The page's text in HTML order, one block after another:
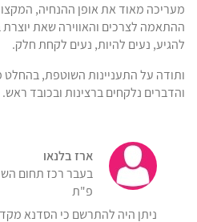
מעריכה מאוד את אופן ההנחיה,
ההתאמה לצרכים והאווירה שאת
להגיע, נעים להיות, נעים לקחת חלק.
ותודה על התעניינות השוטפת, בהחלט
והדברים נלקחים ברצינות ובכובד ראש.
ארז בלנאו
בעבר רכז תחום
פ"ת
ניתן היה להתרשם כי הסדנא